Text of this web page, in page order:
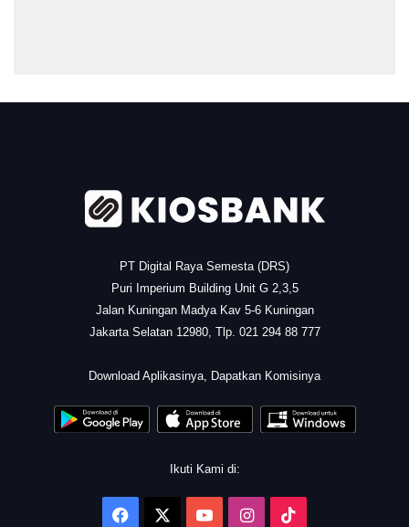
.
PT Digital Raya Semesta (DRS)
Puri Imperium Building Unit G 2,3,5
Jalan Kuningan Madya Kav 5-6 Kuningan
Jakarta Selatan 12980, Tlp. 021 294 88 777
Download Aplikasinya, Dapatkan Komisinya
Ikuti Kami di:
Facebook YouTubeInstagram